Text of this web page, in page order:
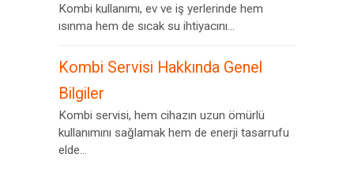
Kombi kullanımı, ev ve iş yerlerinde hem
ısınma hem de sıcak su ihtiyacını...
Kombi Servisi Hakkında Genel
Bilgiler
Kombi servisi, hem cihazın uzun ömürlü
kullanımını sağlamak hem de enerji tasarrufu
elde...